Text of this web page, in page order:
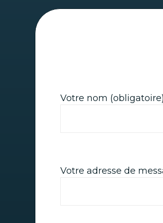
Votre nom (obligatoire)
Votre adresse de